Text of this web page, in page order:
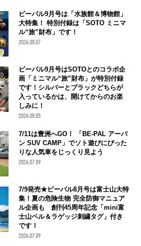
ビーパル9月号は「水族館＆博物館」
大特集！ 特別付録は「SOTO ミニマ
ル“旅”財布」です！
2026.08.07
ビーパル9月号はSOTOとのコラボ企
画「ミニマル“旅”財布」が特別付録
です！シルバーとブラックどちらが
入っているかは、開けてからのお楽
しみに！
2026.08.05
7/11は豊洲へGO！ 「BE-PAL アーバ
ン SUV CAMP」でソト遊びにぴった
りな人気車をじっくり見よう
2026.07.09
7/9発売★ビーパル8月号は富士山大特
集！夏の危険生物 完全防御マニュア
ル企画も 創刊45周年記念「mini富
士山ベル＆ラゲッジ刺繍タグ」付き
です！
2026.07.09